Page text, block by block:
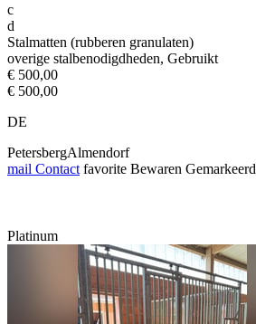
c
d
Stalmatten (rubberen granulaten)
overige stalbenodigdheden, Gebruikt
€ 500,00
€ 500,00
DE
PetersbergAlmendorf
mail Contact favorite Bewaren Gemarkeerd
Platinum